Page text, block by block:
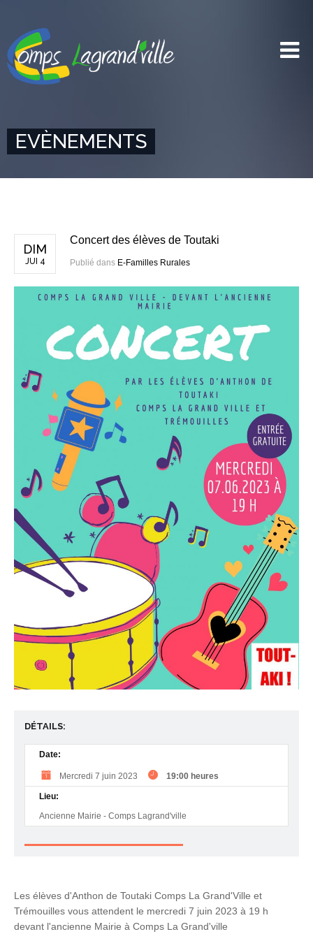
EVÈNEMENTS
DIM
JUI 4
Concert des élèves de Toutaki
Publié dans E-Familles Rurales
DÉTAILS:
Date:
Mercredi 7 juin 2023 19:00 heures
Lieu:
Ancienne Mairie - Comps Lagrand'ville
Les élèves d'Anthon de Toutaki Comps La Grand'Ville et
Trémouilles vous attendent le mercredi 7 juin 2023 à 19 h
devant l'ancienne Mairie à Comps La Grand'ville